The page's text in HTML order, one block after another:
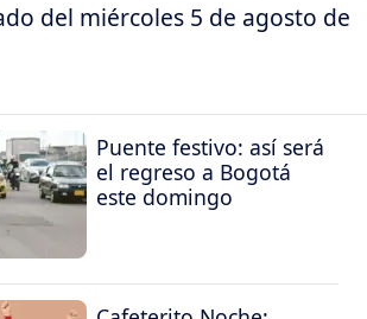
del miércoles 5 de agosto de
Puente festivo: así será
el regreso a Bogotá
este domingo